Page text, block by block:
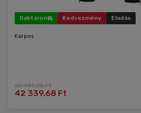
Raktáron Kedvezmény Eladás
Karpos
60 485,25 Ft
42 339,68 Ft